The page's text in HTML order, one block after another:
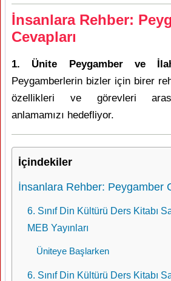
İnsanlara Rehber:
Cevapları
1. Ünite Peygamber ve
Peygamberlerin bizler için birer
özellikleri ve görevleri
anlamamızı hedefliyor.
İçindekiler
İnsanlara Rehber: Peygamber
6. Sınıf Din Kültürü Ders Kitabı
MEB Yayınları
Üniteye Başlarken
6. Sınıf Din Kültürü Ders Kitabı